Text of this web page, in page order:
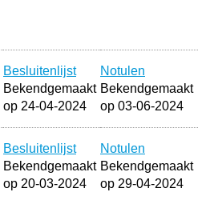
Besluitenlijst
Bekendgemaakt
op 24-04-2024
Notulen
Bekendgemaakt
op 03-06-2024
Besluitenlijst
Bekendgemaakt
op 20-03-2024
Notulen
Bekendgemaakt
op 29-04-2024